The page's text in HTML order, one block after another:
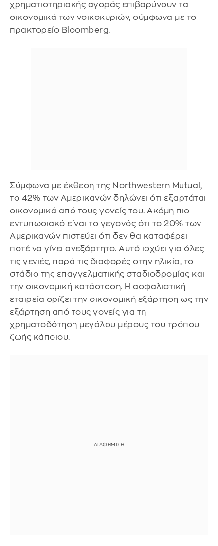
χρηματιστηριακής αγοράς επιβαρύνουν τα
οικονομικά των νοικοκυριών, σύμφωνα με το
πρακτορείο Bloomberg.
Σύμφωνα με έκθεση της Northwestern Mutual,
το 42% των Αμερικανών δηλώνει ότι εξαρτάται
οικονομικά από τους γονείς του. Ακόμη πιο
εντυπωσιακό είναι το γεγονός ότι το 20% των
Αμερικανών πιστεύει ότι δεν θα καταφέρει
ποτέ να γίνει ανεξάρτητο. Αυτό ισχύει για όλες
τις γενιές, παρά τις διαφορές στην ηλικία, το
στάδιο της επαγγελματικής σταδιοδρομίας και
την οικονομική κατάσταση. Η ασφαλιστική
εταιρεία ορίζει την οικονομική εξάρτηση ως την
εξάρτηση από τους γονείς για τη
χρηματοδότηση μεγάλου μέρους του τρόπου
ζωής κάποιου.